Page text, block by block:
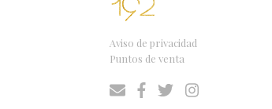
Aviso de privacidad
Puntos de venta